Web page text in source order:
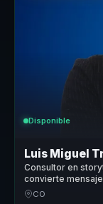
Disponible
Luis Miguel
Consultor en
convierte
motivación para
CO